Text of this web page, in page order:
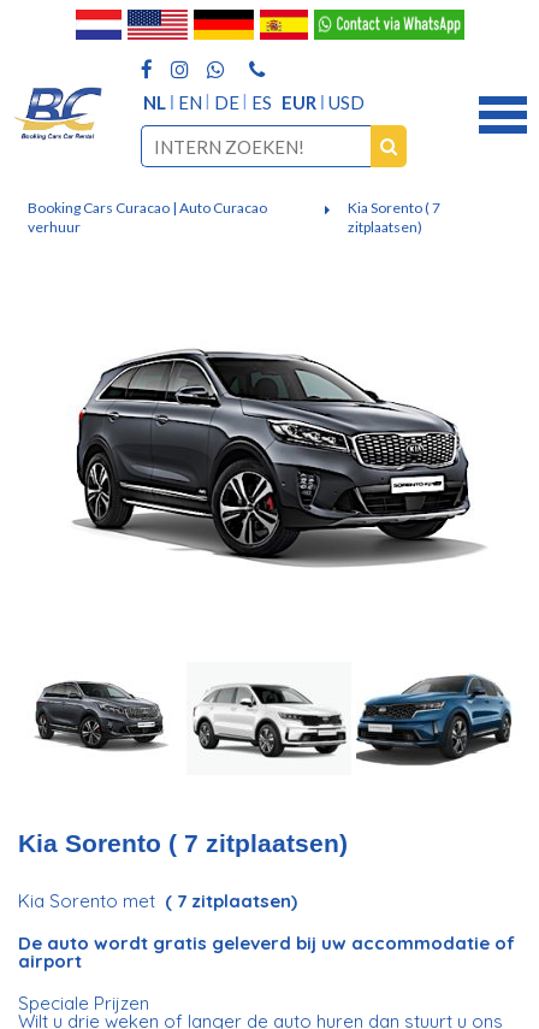
NL EN DE ES EUR USD
Booking Cars Curacao | Auto Curacao
verhuur
Kia Sorento ( 7
zitplaatsen)
Kia Sorento ( 7 zitplaatsen)
Kia Sorento met ( 7 zitplaatsen)
De auto wordt gratis geleverd bij uw accommodatie of
airport
Speciale Prijzen
Wilt u drie weken of langer de auto huren dan stuurt u ons